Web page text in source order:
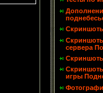
сервера
игры